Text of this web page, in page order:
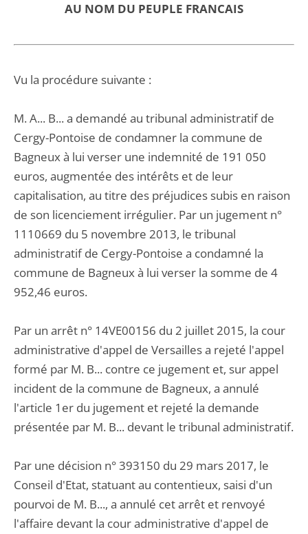
AU NOM DU PEUPLE FRANCAIS
Vu la procédure suivante :
M. A... B... a demandé au tribunal administratif de
Cergy-Pontoise de condamner la commune de
Bagneux à lui verser une indemnité de 191 050
euros, augmentée des intérêts et de leur
capitalisation, au titre des préjudices subis en raison
de son licenciement irrégulier. Par un jugement n°
1110669 du 5 novembre 2013, le tribunal
administratif de Cergy-Pontoise a condamné la
commune de Bagneux à lui verser la somme de 4
952,46 euros.
Par un arrêt n° 14VE00156 du 2 juillet 2015, la cour
administrative d'appel de Versailles a rejeté l'appel
formé par M. B... contre ce jugement et, sur appel
incident de la commune de Bagneux, a annulé
l'article 1er du jugement et rejeté la demande
présentée par M. B... devant le tribunal administratif.
Par une décision n° 393150 du 29 mars 2017, le
Conseil d'Etat, statuant au contentieux, saisi d'un
pourvoi de M. B..., a annulé cet arrêt et renvoyé
l'affaire devant la cour administrative d'appel de